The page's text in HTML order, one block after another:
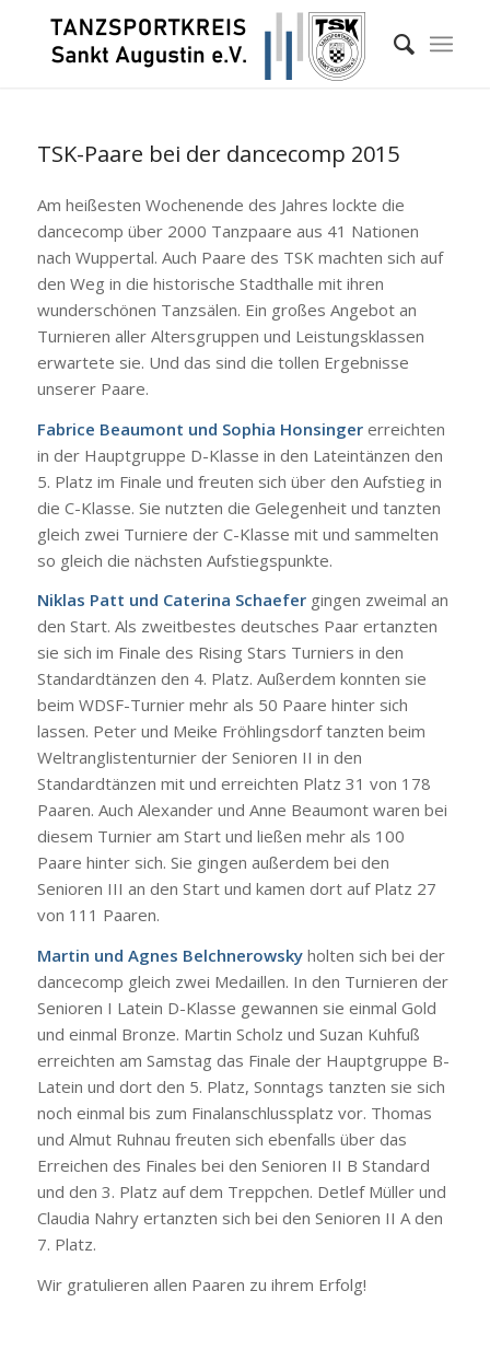
TSK-Paare bei der dancecomp 2015
Am heißesten Wochenende des Jahres lockte die
dancecomp über 2000 Tanzpaare aus 41 Nationen
nach Wuppertal. Auch Paare des TSK machten sich auf
den Weg in die historische Stadthalle mit ihren
wunderschönen Tanzsälen. Ein großes Angebot an
Turnieren aller Altersgruppen und Leistungsklassen
erwartete sie. Und das sind die tollen Ergebnisse
unserer Paare.
Fabrice Beaumont und Sophia Honsingererreichten
in der Hauptgruppe D-Klasse in den Lateintänzen den
5. Platz im Finale und freuten sich über den Aufstieg in
die C-Klasse. Sie nutzten die Gelegenheit und tanzten
gleich zwei Turniere der C-Klasse mit und sammelten
so gleich die nächsten Aufstiegspunkte.
Niklas Patt und Caterina Schaefergingen zweimal an
den Start. Als zweitbestes deutsches Paar ertanzten
sie sich im Finale des Rising Stars Turniers in den
Standardtänzen den 4. Platz. Außerdem konnten sie
beim WDSF-Turnier mehr als 50 Paare hinter sich
lassen. Peter und Meike Fröhlingsdorf tanzten beim
Weltranglistenturnier der Senioren II in den
Standardtänzen mit und erreichten Platz 31 von 178
Paaren. Auch Alexander und Anne Beaumont waren bei
diesem Turnier am Start und ließen mehr als 100
Paare hinter sich. Sie gingen außerdem bei den
Senioren III an den Start und kamen dort auf Platz 27
von 111 Paaren.
Martin und Agnes Belchnerowskyholten sich bei der
dancecomp gleich zwei Medaillen. In den Turnieren der
Senioren I Latein D-Klasse gewannen sie einmal Gold
und einmal Bronze. Martin Scholz und Suzan Kuhfuß
erreichten am Samstag das Finale der Hauptgruppe B-
Latein und dort den 5. Platz, Sonntags tanzten sie sich
noch einmal bis zum Finalanschlussplatz vor. Thomas
und Almut Ruhnau freuten sich ebenfalls über das
Erreichen des Finales bei den Senioren II B Standard
und den 3. Platz auf dem Treppchen. Detlef Müller und
Claudia Nahry ertanzten sich bei den Senioren II A den
7. Platz.
Wir gratulieren allen Paaren zu ihrem Erfolg!